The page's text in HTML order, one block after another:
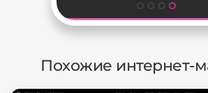
Похожие интернет-